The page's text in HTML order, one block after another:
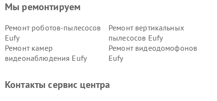
Мы ремонтируем
Ремонт роботов-пылесосов
Eufy
Ремонт вертикальных
пылесосов Eufy
Ремонт камер
видеонаблюдения Eufy
Ремонт видеодомофонов
Eufy
Контакты сервис центра